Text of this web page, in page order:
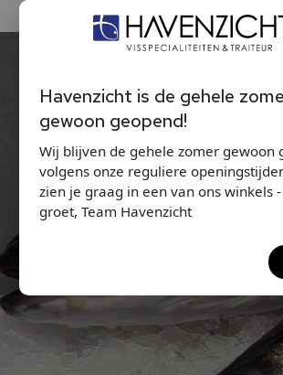
Havenzicht is de gehele
gewoon geopend!
Wij blijven de gehele zomer gewoon
volgens onze reguliere
zien je graag in een van ons winkels
groet, Team Havenzicht
Hollandse Nieuwe &